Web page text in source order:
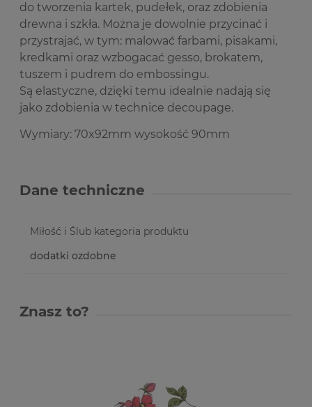
do tworzenia kartek, pudełek, oraz zdobienia
drewna i szkła. Można je dowolnie przycinać i
przystrajać, w tym: malować farbami, pisakami,
kredkami oraz wzbogacać gesso, brokatem,
tuszem i pudrem do embossingu.
Są elastyczne, dzięki temu idealnie nadają się
jako zdobienia w technice decoupage.
Wymiary: 70x92mm wysokość 90mm
Dane techniczne
Miłość i Ślub kategoria produktu
dodatki ozdobne
Znasz to?